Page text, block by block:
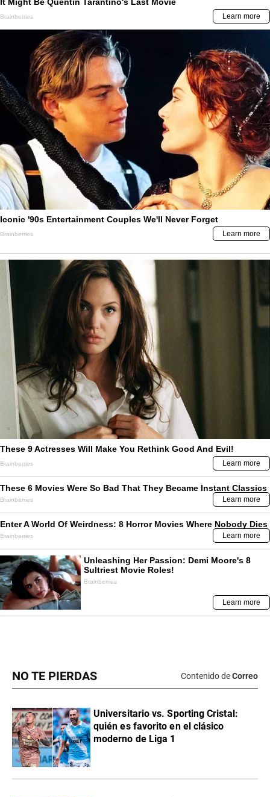
NO TE PIERDAS Contenido deCorreo
Universitario vs. Sporting Cristal:
quién es favorito en el clásico
moderno de Liga 1